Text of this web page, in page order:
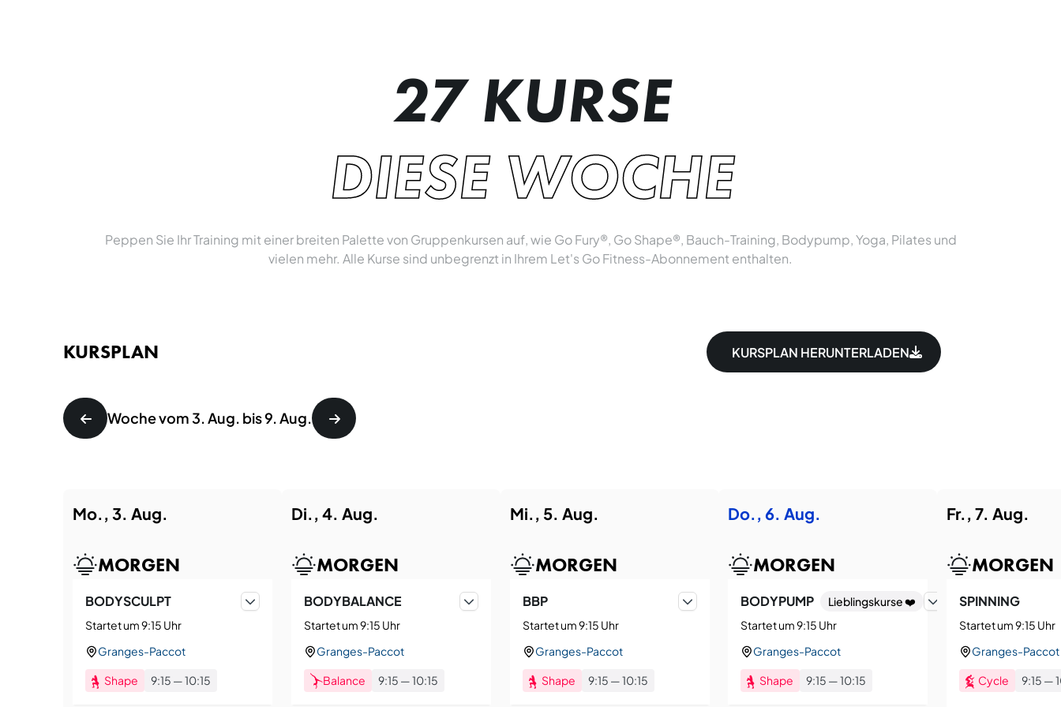
27 KURSE
DIESE WOCHE
Peppen Sie Ihr Training mit einer breiten Palette von Gruppenkursen auf, wie Go Fury®, Go Shape®, Bauch-Training, Bodypump, Yoga, Pilates und
vielen mehr. Alle Kurse sind unbegrenzt in Ihrem Let's Go Fitness-Abonnement enthalten.
KURSPLAN KURSPLAN HERUNTERLADEN
Woche vom 3. Aug. bis 9. Aug.
Mo., 3. Aug.
MORGEN
BODYSCULPT
Startet um 9:15 Uhr
Granges-Paccot
Shape 9:15 —10:15
Di., 4. Aug.
MORGEN
BODYBALANCE
Startet um 9:15 Uhr
Granges-Paccot
Balance 9:15 —10:15
Mi., 5. Aug.
MORGEN
BBP
Startet um 9:15 Uhr
Granges-Paccot
Shape 9:15 —10:15
Do., 6. Aug.
MORGEN
BODYPUMP
Lieblingskurse ❤️
Startet um 9:15 Uhr
Granges-Paccot
Shape 9:15 —10:15
Fr., 7. Aug.
MORGEN
SPINNING
Startet um 9:15 Uhr
Granges-Paccot
Cycle 9:15 —